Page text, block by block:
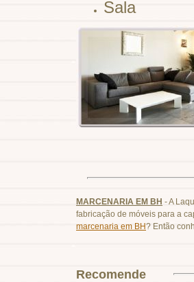
Sala
MARCENARIA EM BH - A
fabricação de móveis para a
marcenaria em BH? Então
Recomende